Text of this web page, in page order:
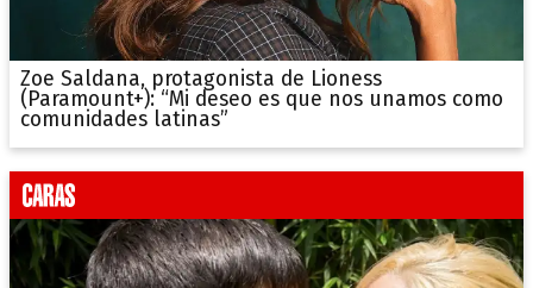
Zoe Saldana, protagonista de Lioness
(Paramount+): “Mi deseo es que nos unamos como
comunidades latinas”